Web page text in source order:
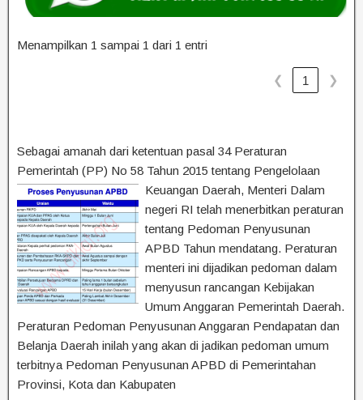
Menampilkan 1 sampai 1 dari 1 entri
❮ 1 ❯
Sebagai amanah dari ketentuan pasal 34 Peraturan
Pemerintah (PP) No 58 Tahun 2015 tentang Pengelolaan
Keuangan Daerah, Menteri Dalam
negeri RI telah menerbitkan peraturan
tentang Pedoman Penyusunan
APBD Tahun mendatang. Peraturan
menteri ini dijadikan pedoman dalam
menyusun rancangan Kebijakan
Umum Anggaran Pemerintah Daerah.
Peraturan Pedoman Penyusunan Anggaran Pendapatan dan
Belanja Daerah inilah yang akan di jadikan pedoman umum
terbitnya Pedoman Penyusunan APBD di Pemerintahan
Provinsi, Kota dan Kabupaten